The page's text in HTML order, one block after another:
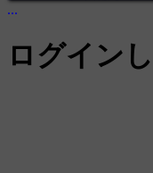
...
ログイン